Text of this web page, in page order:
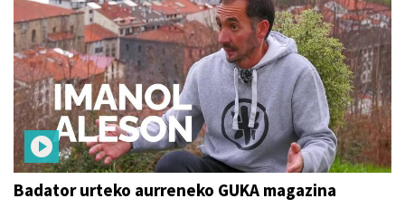
Badator urteko aurreneko GUKA magazina